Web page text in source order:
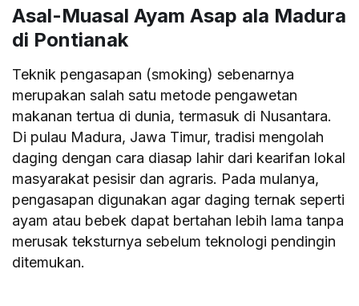
Asal-Muasal Ayam Asap ala Madura
di Pontianak
Teknik pengasapan (smoking) sebenarnya
merupakan salah satu metode pengawetan
makanan tertua di dunia, termasuk di Nusantara.
Di pulau Madura, Jawa Timur, tradisi mengolah
daging dengan cara diasap lahir dari kearifan lokal
masyarakat pesisir dan agraris. Pada mulanya,
pengasapan digunakan agar daging ternak seperti
ayam atau bebek dapat bertahan lebih lama tanpa
merusak teksturnya sebelum teknologi pendingin
ditemukan.